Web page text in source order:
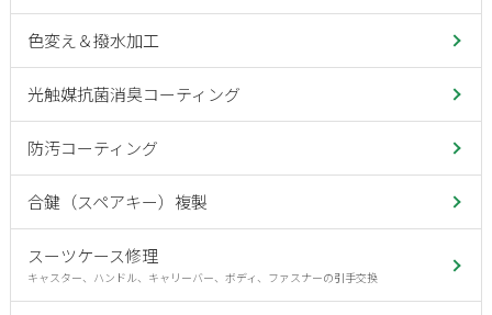
色変え＆撥水加工
光触媒抗菌消臭コーティング
防汚コーティング
合鍵（スペアキー）複製
スーツケース修理
キャスター、ハンドル、キャリーバー、ボディ、ファスナーの引手交換